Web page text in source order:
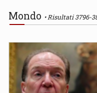
Mondo Risultati 3796-